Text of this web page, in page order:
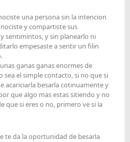
una persona sin la intencion
y compartiste sus
sentimintos, y sin planearlo ni
empesaste a sentir un filin
ganas ganas enormes de
sea el simple contacto, si no que si
acariciarla besarla cotinuamente y
que algo mas estas sitiendo y no
que si eres o no, primero ve si la
te da la oportunidad de besarla